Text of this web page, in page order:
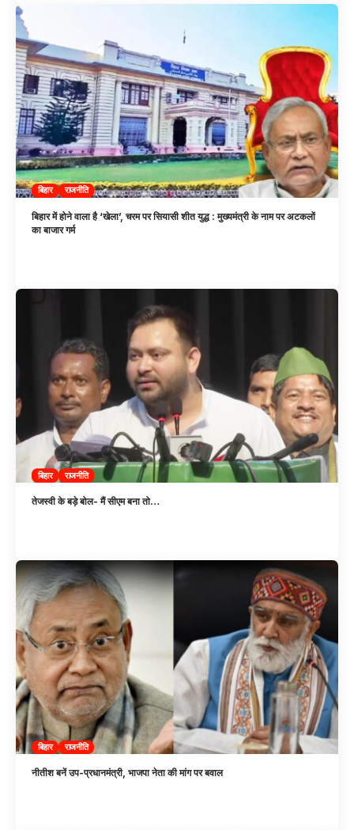
बिहार राजनीति
बिहार में होने वाला है ‘खेला’, चरम पर सियासी शीत युद्ध : मुख्यमंत्री के नाम पर अटकलों
का बाजार गर्म
बिहार राजनीति
तेजस्वी के बड़े बोल- मैं सीएम बना तो…
बिहार राजनीति
नीतीश बनें उप-प्रधानमंत्री, भाजपा नेता की मांग पर बवाल